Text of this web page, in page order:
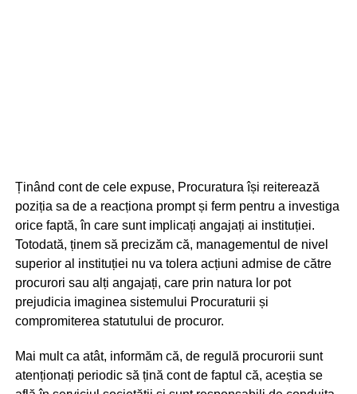
Ținând cont de cele expuse, Procuratura își reiterează
poziția sa de a reacționa prompt și ferm pentru a investiga
orice faptă, în care sunt implicați angajați ai instituției.
Totodată, ținem să precizăm că, managementul de nivel
superior al instituției nu va tolera acțiuni admise de către
procurori sau alți angajați, care prin natura lor pot
prejudicia imaginea sistemului Procuraturii și
compromiterea statutului de procuror.
Mai mult ca atât, informăm că, de regulă procurorii sunt
atenționați periodic să țină cont de faptul că, aceștia se